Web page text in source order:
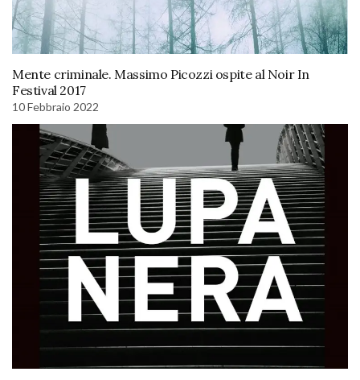
Mente criminale. Massimo Picozzi ospite al Noir In
Festival 2017
10 Febbraio 2022